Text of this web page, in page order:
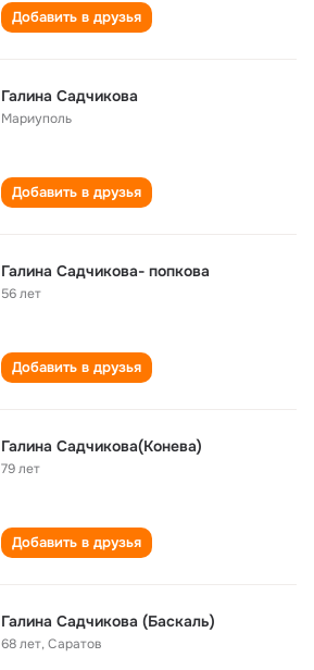
Добавить в друзья
Галина Садчикова
Мариуполь
Добавить в друзья
Галина Садчикова- попкова
56 лет
Добавить в друзья
Галина Садчикова(Конева)
79 лет
Добавить в друзья
Галина Садчикова (Баскаль)
68 лет,Саратов